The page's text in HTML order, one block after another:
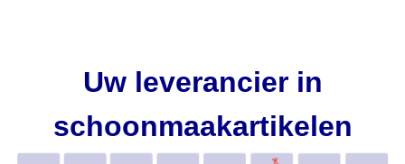
Uw leverancier in
schoonmaakartikelen